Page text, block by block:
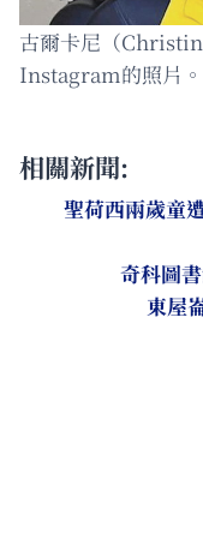
古爾卡尼（
Instagram的照片
相關新聞:
聖荷西兩歲童
奇科圖
東屋